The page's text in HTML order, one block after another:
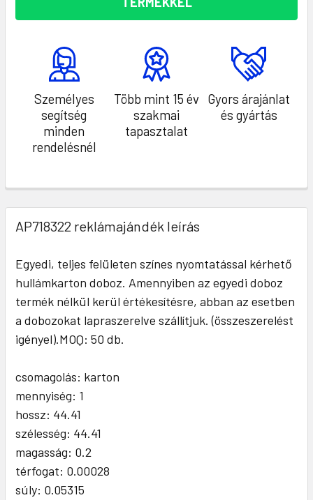
Személyes
segítség
minden
rendelésnél
Több mint 15 év
szakmai
tapasztalat
Gyors árajánlat
és gyártás
AP718322 reklámajándék leírás
Egyedi, teljes felületen színes nyomtatással kérhető
hullámkarton doboz. Amennyiben az egyedi doboz
termék nélkül kerül értékesítésre, abban az esetben
a dobozokat lapraszerelve szállítjuk. (összeszerelést
igényel).MOQ: 50 db.
csomagolás: karton
mennyiség: 1
hossz: 44.41
szélesség: 44.41
magasság: 0.2
térfogat: 0.00028
súly: 0.05315